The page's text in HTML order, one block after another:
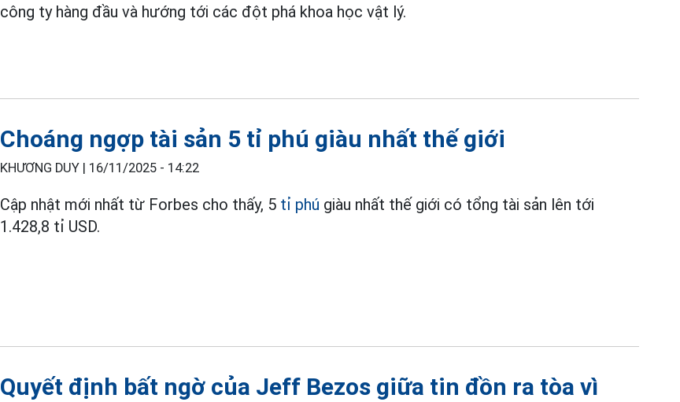
công ty hàng đầu và hướng tới các đột phá khoa học vật lý.
Choáng ngợp tài sản 5 tỉ phú giàu nhất thế giới
KHƯƠNG DUY | 16/11/2025 - 14:22
Cập nhật mới nhất từ Forbes cho thấy, 5 tỉ phú giàu nhất thế giới có tổng tài sản lên tới
1.428,8 tỉ USD.
Quyết định bất ngờ của Jeff Bezos giữa tin đồn ra tòa vì